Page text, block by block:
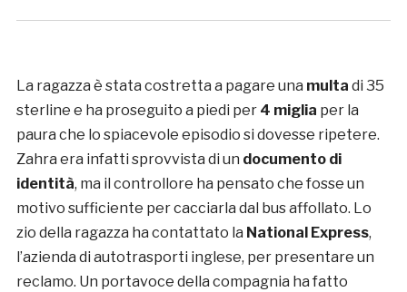
La ragazza è stata costretta a pagare una multa di 35
sterline e ha proseguito a piedi per 4 miglia per la
paura che lo spiacevole episodio si dovesse ripetere.
Zahra era infatti sprovvista di un documento di
identità, ma il controllore ha pensato che fosse un
motivo sufficiente per cacciarla dal bus affollato. Lo
zio della ragazza ha contattato la National Express,
l’azienda di autotrasporti inglese, per presentare un
reclamo. Un portavoce della compagnia ha fatto